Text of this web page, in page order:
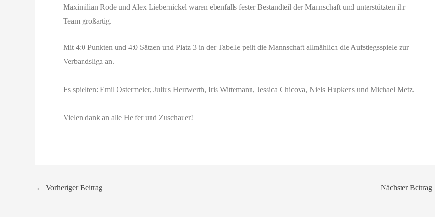
Maximilian Rode und Alex Liebernickel waren ebenfalls fester Bestandteil der Mannschaft und unterstützten ihr
Team großartig.
Mit 4:0 Punkten und 4:0 Sätzen und Platz 3 in der Tabelle peilt die Mannschaft allmählich die Aufstiegsspiele zur
Verbandsliga an.
Es spielten: Emil Ostermeier, Julius Herrwerth, Iris Wittemann, Jessica Chicova, Niels Hupkens und Michael Metz.
Vielen dank an alle Helfer und Zuschauer!
← Vorheriger Beitrag Nächster Beitrag